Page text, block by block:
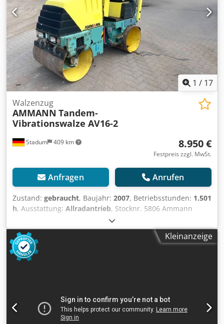
1 / 17
Stadum 409 km
Walzenzug
AMMANN Tandem-
Vibrationswalze AV16-2
8.950 €
Festpreis zzgl. MwSt.
Anfragen Anrufen
Zustand: gebraucht, Baujahr: 2007, Betriebsstunden: 1.501
h, Ausstattung: Allradantrieb, Stocknr. 5806 Ammann
Tandem- Vibrations Aufsitzwalze Typ AV16-2 ----*
Hersteller: Ammann * Typ: AV16-2 * Baujahr: 2007 * Farbe:
Gelb * abgelesene Betriebsstunden: 1.501 Stunden *
Gewicht 1.580 kg * Walzenbreite ca. 0,90m * Arbeitsbreite
max. ca. 0,94m * Transportlänge ca. 2,25m *
Wassertank ca. 95 Liter * Dieseltank ca. 26 Liter Cedjy Sq
Uispfx Ahijrf * Hydrauliköltank ca. 25 Liter * Doppelantrieb
Kleinanzeige